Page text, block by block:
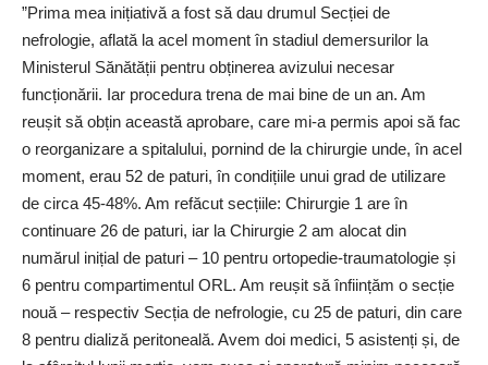
”Prima mea inițiativă a fost să dau drumul Secției de
nefrologie, aflată la acel moment în stadiul demersurilor la
Ministerul Sănătății pentru obținerea avizului necesar
funcționării. Iar procedura trena de mai bine de un an. Am
reușit să obțin această aprobare, care ­mi-a permis apoi să fac
o reorganizare a spitalului, pornind de la chirurgie unde, în acel
moment, erau 52 de paturi, în condițiile unui grad de utilizare
de circa 45-48%. Am refăcut secțiile: Chirurgie 1 are în
continuare 26 de paturi, iar la Chirurgie 2 am alocat din
numărul inițial de paturi – 10 pentru ortopedie-traumatologie și
6 pentru compartimentul ORL. Am reușit să înființăm o secție
nouă – respectiv Secția de nefrologie, cu 25 de paturi, din care
8 pentru dializă peritoneală. Avem doi medici, 5 asistenți și, de